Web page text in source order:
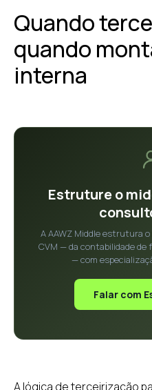
Quando
quando
interna
Estruture o
A AAWZ Middle estrutura
CVM — da contabilidade de
— com
Falar com
A lógica de terceirização